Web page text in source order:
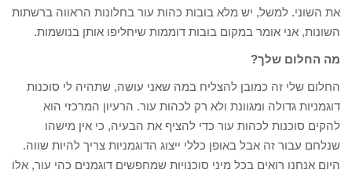
את השוני. למשל, יש מלא בובות כהות עור בחלונות הראווה ברשתות
השונות, אני אומר במקום בובות דוממות שיחליפו אותן בנושמות.
מה החלום שלך?
החלום שלי זה כמובן להצליח במה שאני עושה, שתהיה לי סוכנות
דוגמניות גדולה ומגוונת ולא רק לכהות עור. הרעיון המרכזי הוא
להקים סוכנות לכהות עור כדי להציף את הבעיה, כי אין מישהו
שנלחם עבור זה אבל באופן כללי ייצוג הדוגמניות צריך להיות שווה.
היום אנחנו רואים בכל מיני סוכנויות שמחפשים דוגמנים כהי עור, אלו